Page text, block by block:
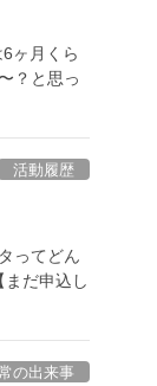
ヶ月くら
？と思っ
活動履歴
ってどん
だ申込し
の出来事